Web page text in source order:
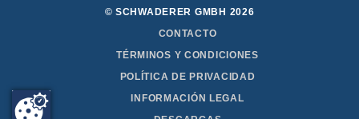
© SCHWADERER GMBH 2026
CONTACTO
TÉRMINOS Y CONDICIONES
POLÍTICA DE PRIVACIDAD
INFORMACIÓN LEGAL